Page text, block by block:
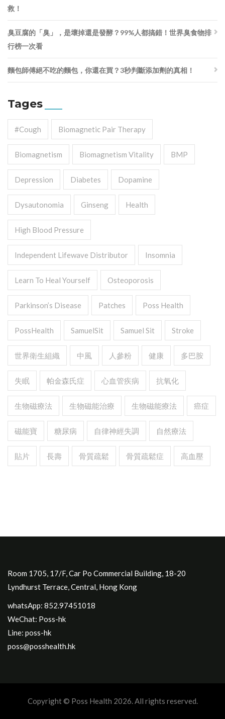
救！
臭豆腐的「臭」，是壞掉還是發酵？99%人都搞錯！世界臭食物排
行榜一次看
麵包師傅絕不吃的麵包，你還在買？3秒判斷添加劑的真相！
Tages
#cough Biomagnetic Pair Therapy
Biomagnetism Biomagnetism Vitality BMP
Depression Diabetes Dopamine
Dysautonomia Ginseng Health
High Blood Pressure
Independent Lifewave Distributor Insomnia
Learn To Heal Yourself Osteoporosis
Parkinson’s Disease Patches Poss Health
PossHealth SamuelSit Samuel Sit Stroke
世界衛生組織 中風 人參粉 健康 多巴胺
失眠 帕金森氏症 心血管疾病 抗氧化
生物磁療法 生物磁能治療 生物磁能療法 癌症
磁能寶 糖尿病 自律神經失調 自然療法
貼片 長壽 骨質疏鬆 骨質疏鬆症 高血壓
Room 1705, 17/F, Car Po Commercial Building, 18-20
Lyndhurst Terrace, Central, Hong Kong
whatsApp: 852.97451018
WeChat: Poss-hk
Line: poss-hk
poss@posshealth.hk
Copyright © Poss Health 2026. All rights reserved.